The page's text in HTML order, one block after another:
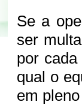
Se a
ser
por
qual o
em